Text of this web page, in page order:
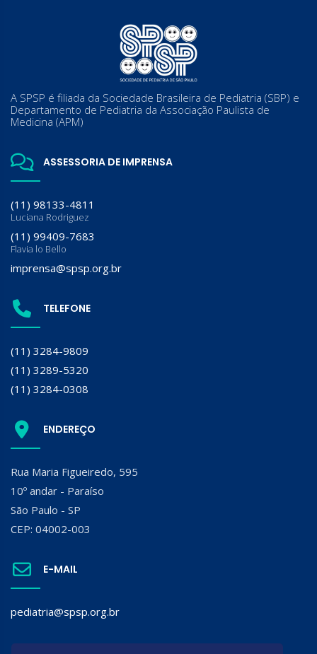
A SPSP é filiada da Sociedade Brasileira de Pediatria (SBP) e
Departamento de Pediatria da Associação Paulista de
Medicina (APM)
ASSESSORIA DE IMPRENSA
(11) 98133-4811
Luciana Rodriguez
(11) 99409-7683
Flavia lo Bello
imprensa@spsp.org.br
TELEFONE
(11) 3284-9809
(11) 3289-5320
(11) 3284-0308
ENDEREÇO
Rua Maria Figueiredo, 595
10º andar - Paraíso
São Paulo - SP
CEP: 04002-003
E-MAIL
pediatria@spsp.org.br
SIGA A SPSP: